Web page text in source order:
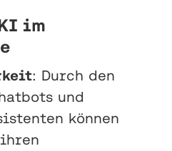
im
: Durch den
und
können